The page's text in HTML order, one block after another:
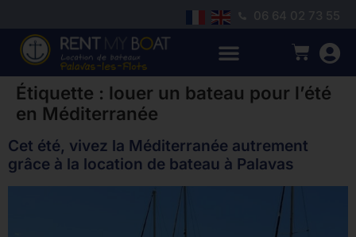
06 64 02 73 55
Étiquette : louer un bateau pour l’été
en Méditerranée
Cet été, vivez la Méditerranée autrement
grâce à la location de bateau à Palavas